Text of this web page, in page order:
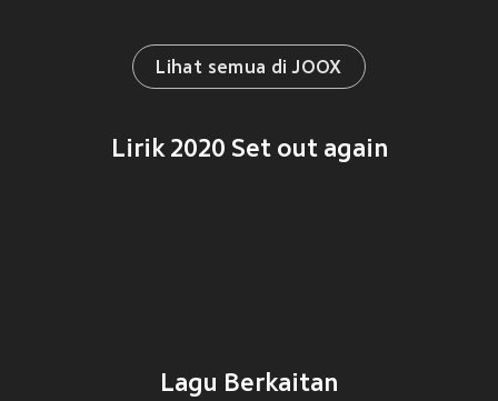
Lihat semua di JOOX
Lirik 2020 Set out again
Lagu Berkaitan